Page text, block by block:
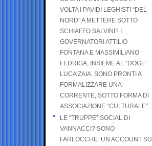
VOLTA I PAVIDI LEGHISTI “DEL
NORD” A METTERE SOTTO
SCHIAFFO SALVINI? I
GOVERNATORI ATTILIO
FONTANA E MASSIMILIANO
FEDRIGA, INSIEME AL “DOGE”
LUCA ZAIA, SONO PRONTI A
FORMALIZZARE UNA
CORRENTE, SOTTO FORMA DI
ASSOCIAZIONE “CULTURALE”
LE “TRUPPE” SOCIAL DI
VANNACCI? SONO
FARLOCCHE: UN ACCOUNT SU